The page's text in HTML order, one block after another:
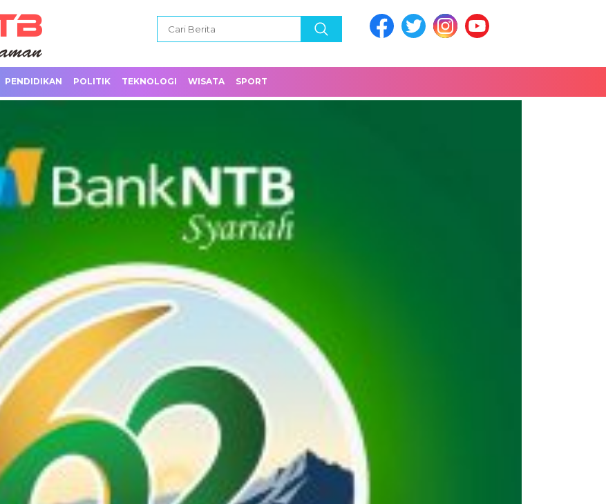
PENDIDIKAN POLITIK TEKNOLOGI WISATA SPORT